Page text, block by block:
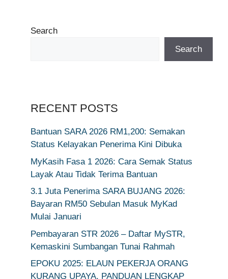
Search
Search
RECENT POSTS
Bantuan SARA 2026 RM1,200: Semakan
Status Kelayakan Penerima Kini Dibuka
MyKasih Fasa 1 2026: Cara Semak Status
Layak Atau Tidak Terima Bantuan
3.1 Juta Penerima SARA BUJANG 2026:
Bayaran RM50 Sebulan Masuk MyKad
Mulai Januari
Pembayaran STR 2026 – Daftar MySTR,
Kemaskini Sumbangan Tunai Rahmah
EPOKU 2025: ELAUN PEKERJA ORANG
KURANG UPAYA, PANDUAN LENGKAP